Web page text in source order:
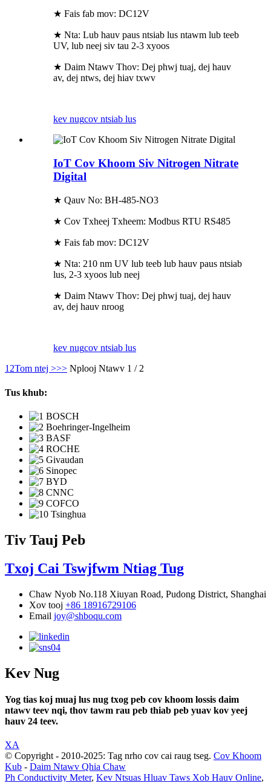
★ Fais fab mov: DC12V
★ Nta: Lub hauv paus ntsiab lus ntawm lub teeb
UV, lub neej siv tau 2-3 xyoos
★ Daim Ntawv Thov: Dej phwj tuaj, dej hauv
av, dej ntws, dej hiav txwv
kev nugcov ntsiab lus
IoT Cov Khoom Siv Nitrogen Nitrate
Digital
★ Qauv No: BH-485-NO3
★ Cov Txheej Txheem: Modbus RTU RS485
★ Fais fab mov: DC12V
★ Nta: 210 nm UV lub teeb lub hauv paus ntsiab
lus, 2-3 xyoos lub neej
★ Daim Ntawv Thov: Dej phwj tuaj, dej hauv
av, dej hauv nroog
kev nugcov ntsiab lus
12Tom ntej >>> Nplooj Ntawv 1 / 2
Tus khub:
Tiv Tauj Peb
Txoj Cai Tswjfwm Ntiag Tug
Chaw Nyob No.118 Xiuyan Road, Pudong District, Shanghai
Xov tooj +86 18916729106
Email joy@shboqu.com
Kev Nug
Yog tias koj muaj lus nug txog peb cov khoom lossis daim
ntawv teev nqi, thov tawm rau peb thiab peb yuav kov yeej
hauv 24 teev.
XA
© Copyright - 2010-2025: Tag nrho cov cai raug tseg. Cov Khoom
Kub - Daim Ntawv Qhia Chaw
Ph Conductivity Meter, Kev Ntsuas Hluav Taws Xob Hauv Online,